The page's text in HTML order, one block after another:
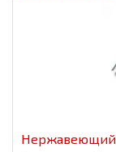
Нержавеющий